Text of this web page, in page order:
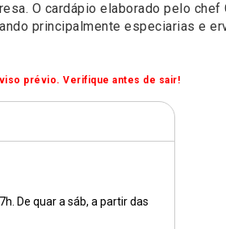
O cardápio elaborado pelo
principalmente especiarias e
prévio. Verifique antes de sair!
De quar a sáb, a partir das